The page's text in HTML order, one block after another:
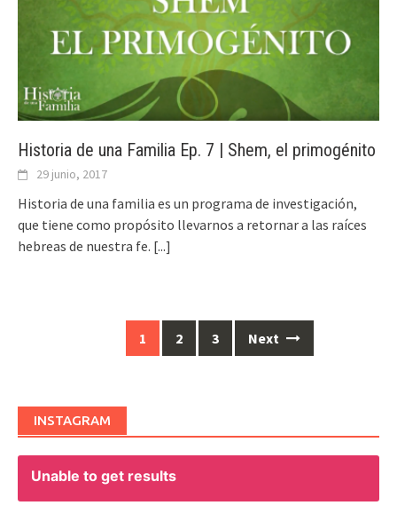
Historia de una Familia Ep. 7 | Shem, el primogénito
29 junio, 2017
Historia de una familia es un programa de investigación,
que tiene como propósito llevarnos a retornar a las raíces
hebreas de nuestra fe. [...]
1 2 3 Next
INSTAGRAM
Unable to get results